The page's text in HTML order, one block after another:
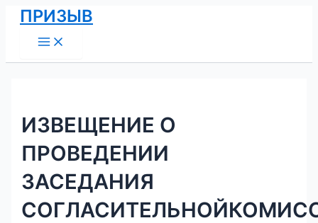
Перейти
содержимому
ПРИЗЫВ
Menu
ИЗВЕЩЕНИЕ О
ПРОВЕДЕНИИ
ЗАСЕДАНИЯ
Навигация
по
записям